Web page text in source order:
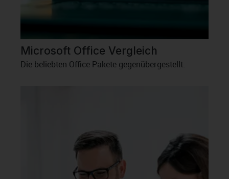
Microsoft Office Vergleich
Die beliebten Office Pakete gegenübergestellt.